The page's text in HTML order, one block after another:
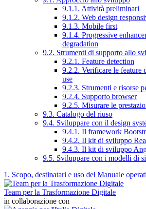
9.1.1. Attività preliminari
9.1.2. Web design
9.1.3. Mobile first
9.1.4. Progressive
degradation
9.2. Strumenti di supporto allo
9.2.1. Feature detection
9.2.2. Verificare le feature
use
9.2.3. Strumenti e risorse
9.2.4. Supporto browser
9.2.5. Misurare le
9.3. Catalogo del riuso
9.4. Sviluppare con il design
9.4.1. Il framework
9.4.2. Il kit di sviluppo
9.4.3. Il kit di sviluppo
9.5. Sviluppare con i modelli di
1. Scopo, destinatari e uso del Manuale
Team per la Trasformazione Digitale
in collaborazione con